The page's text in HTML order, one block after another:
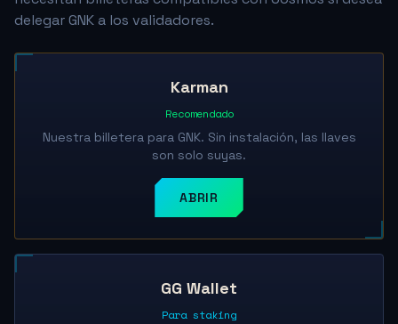
delegar GNK a los validadores.
Karman
Recomendado
Nuestra billetera para GNK. Sin instalación, las llaves
son solo suyas.
ABRIR
GG Wallet
Para staking